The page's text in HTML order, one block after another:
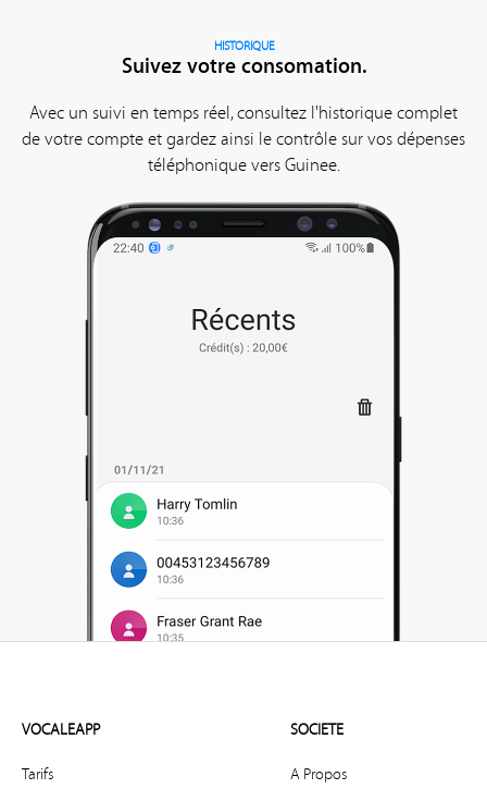
HISTORIQUE
Suivez votre consomation.
Avec un suivi en temps réel, consultez l'historique complet
de votre compte et gardez ainsi le contrôle sur vos dépenses
téléphonique vers Guinee.
VOCALEAPP
Tarifs
SOCIETE
A Propos